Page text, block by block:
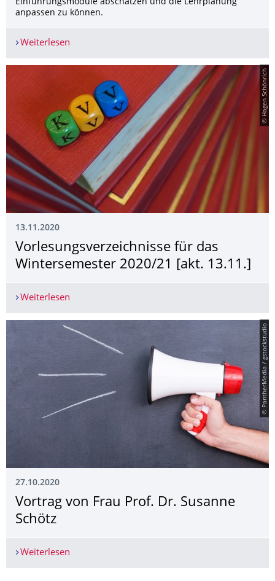
Einführungsmodule abschätzen und die Lehrplanung
anpassen zu können.
Weiterlesen
© Hagen Schönrich
13.11.2020
Vorlesungsver­zeichnisse für das
Wintersemester 2020/21 [akt. 13.11.]
Weiterlesen
© PantherMedia / gstockstudio
27.10.2020
Vortrag von Frau Prof. Dr. Susanne
Schötz
Weiterlesen